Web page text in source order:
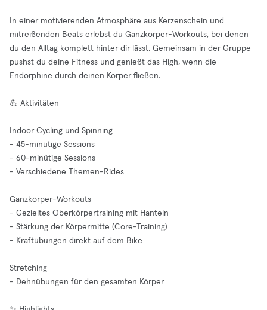
In einer motivierenden Atmosphäre aus Kerzenschein und
mitreißenden Beats erlebst du Ganzkörper-Workouts, bei denen
du den Alltag komplett hinter dir lässt. Gemeinsam in der Gruppe
pushst du deine Fitness und genießt das High, wenn die
Endorphine durch deinen Körper fließen.
💪 Aktivitäten
Indoor Cycling und Spinning
- 45-minütige Sessions
- 60-minütige Sessions
- Verschiedene Themen-Rides
Ganzkörper-Workouts
- Gezieltes Oberkörpertraining mit Hanteln
- Stärkung der Körpermitte (Core-Training)
- Kraftübungen direkt auf dem Bike
Stretching
- Dehnübungen für den gesamten Körper